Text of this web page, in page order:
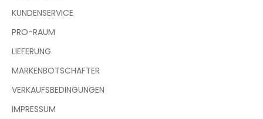
KUNDENSERVICE
PRO-RAUM
LIEFERUNG
MARKENBOTSCHAFTER
VERKAUFSBEDINGUNGEN
IMPRESSUM